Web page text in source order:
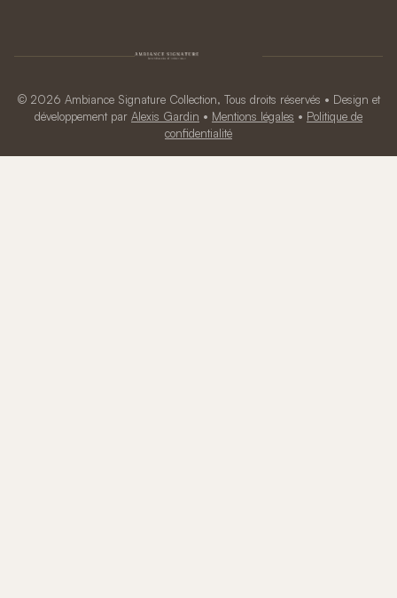
© 2026 Ambiance Signature Collection, Tous droits réservés • Design et
développement par Alexis Gardin • Mentions légales • Politique de
confidentialité